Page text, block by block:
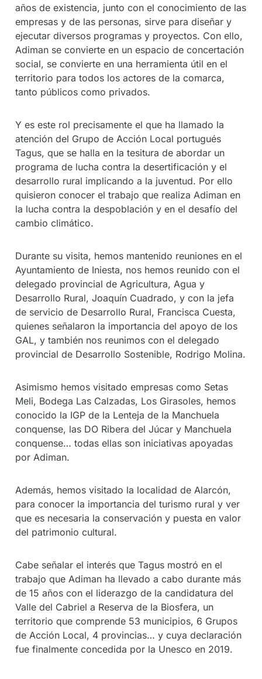
años de existencia, junto con el conocimiento de las
empresas y de las personas, sirve para diseñar y
ejecutar diversos programas y proyectos. Con ello,
Adiman se convierte en un espacio de concertación
social, se convierte en una herramienta útil en el
territorio para todos los actores de la comarca,
tanto públicos como privados.
Y es este rol precisamente el que ha llamado la
atención del Grupo de Acción Local portugués
Tagus, que se halla en la tesitura de abordar un
programa de lucha contra la desertificación y el
desarrollo rural implicando a la juventud. Por ello
quisieron conocer el trabajo que realiza Adiman en
la lucha contra la despoblación y en el desafío del
cambio climático.
Durante su visita, hemos mantenido reuniones en el
Ayuntamiento de Iniesta, nos hemos reunido con el
delegado provincial de Agricultura, Agua y
Desarrollo Rural, Joaquín Cuadrado, y con la jefa
de servicio de Desarrollo Rural, Francisca Cuesta,
quienes señalaron la importancia del apoyo de los
GAL, y también nos reunimos con el delegado
provincial de Desarrollo Sostenible, Rodrigo Molina.
Asimismo hemos visitado empresas como Setas
Meli, Bodega Las Calzadas, Los Girasoles, hemos
conocido la IGP de la Lenteja de la Manchuela
conquense, las DO Ribera del Júcar y Manchuela
conquense… todas ellas son iniciativas apoyadas
por Adiman.
Además, hemos visitado la localidad de Alarcón,
para conocer la importancia del turismo rural y ver
que es necesaria la conservación y puesta en valor
del patrimonio cultural.
Cabe señalar el interés que Tagus mostró en el
trabajo que Adiman ha llevado a cabo durante más
de 15 años con el liderazgo de la candidatura del
Valle del Cabriel a Reserva de la Biosfera, un
territorio que comprende 53 municipios, 6 Grupos
de Acción Local, 4 provincias… y cuya declaración
fue finalmente concedida por la Unesco en 2019.